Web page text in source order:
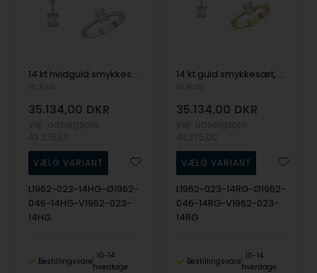
14 kt hvidguld smykkesæt, The One Oval serien fra Nuran med ialt 0,92 ct Diamant
35.134,00 DKR
L1962-023-14HG-Ø1962-
046-14HG-V1962-023-
14HG
Bestillingsvare
10-14
hverdage
14 kt guld smykkesæt, The One Oval serien fra Nuran med ialt 0,92 ct Diamant
35.134,00 DKR
L1962-023-14RG-Ø1962-
046-14RG-V1962-023-
14RG
Bestillingsvare
10-14
hverdage